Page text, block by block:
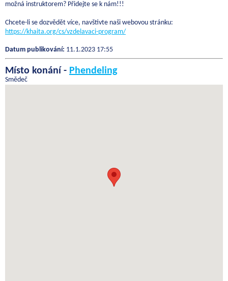
možná instruktorem? Přidejte se k nám!!!
Chcete-li se dozvědět více, navštivte naši webovou stránku:
https://khaita.org/cs/vzdelavaci-program/
Datum publikování: 11.1.2023 17:55
Místo konání - Phendeling
Smědeč